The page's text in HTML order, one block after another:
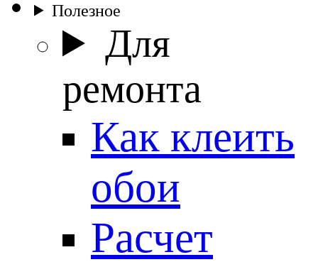
Полезное
Для
ремонта
Как клеить
обои
Расчет